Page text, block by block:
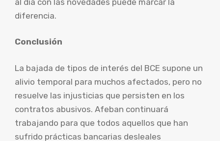
diferencia.
Conclusión
La bajada de tipos de interés del BCE supone un
alivio temporal para muchos afectados, pero no
resuelve las injusticias que persisten en los
contratos abusivos. Afeban continuará
trabajando para que todos aquellos que han
sufrido prácticas bancarias desleales